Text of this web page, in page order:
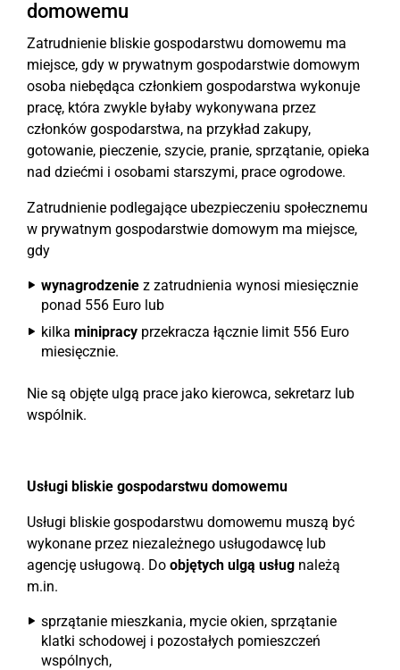
domowemu
Zatrudnienie bliskie gospodarstwu domowemu ma
miejsce, gdy w prywatnym gospodarstwie domowym
osoba niebędąca członkiem gospodarstwa wykonuje
pracę, która zwykle byłaby wykonywana przez
członków gospodarstwa, na przykład zakupy,
gotowanie, pieczenie, szycie, pranie, sprzątanie, opieka
nad dziećmi i osobami starszymi, prace ogrodowe.
Zatrudnienie podlegające ubezpieczeniu społecznemu
w prywatnym gospodarstwie domowym ma miejsce,
gdy
wynagrodzenie z zatrudnienia wynosi miesięcznie
ponad 556 Euro lub
kilka minipracy przekracza łącznie limit 556 Euro
miesięcznie.
Nie są objęte ulgą prace jako kierowca, sekretarz lub
wspólnik.
Usługi bliskie gospodarstwu domowemu
Usługi bliskie gospodarstwu domowemu muszą być
wykonane przez niezależnego usługodawcę lub
agencję usługową. Do objętych ulgą usług należą
m.in.
sprzątanie mieszkania, mycie okien, sprzątanie
klatki schodowej i pozostałych pomieszczeń
wspólnych,